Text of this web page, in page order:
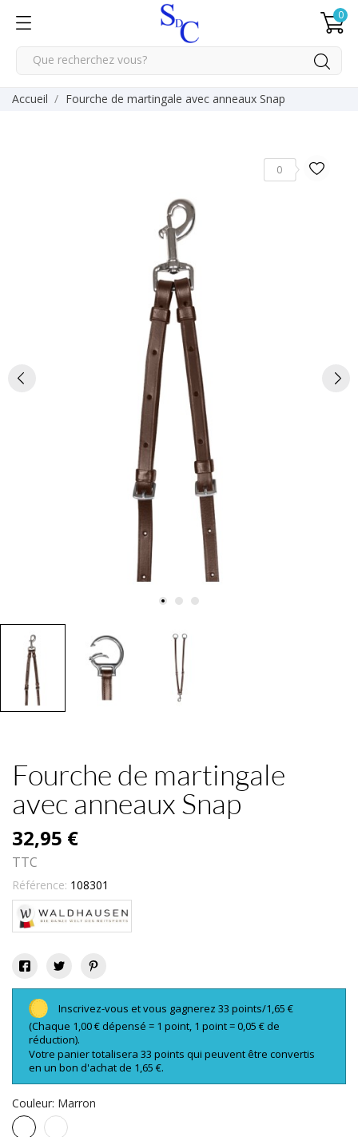
0
Accueil Fourche de martingale avec anneaux Snap
0
Fourche de martingale
avec anneaux Snap
32,95 €
TTC
Référence: 108301
Inscrivez-vous et vous gagnerez 33 points/1,65 €
(Chaque 1,00 € dépensé = 1 point, 1 point = 0,05 € de
réduction).
Votre panier totalisera 33 points qui peuvent être convertis
en un bon d'achat de 1,65 €.
Couleur: Marron
MarronNoir